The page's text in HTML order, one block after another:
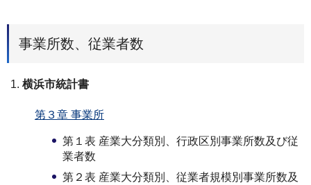
事業所数、従業者数
横浜市統計書
第３章 事業所
第１表 産業大分類別、行政区別事業所数及び従
業者数
第２表 産業大分類別、従業者規模別事業所数及